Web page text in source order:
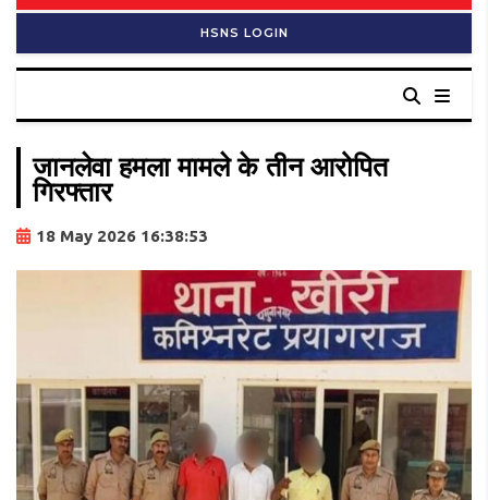
HSNS LOGIN
जानलेवा हमला मामले के तीन आरोपित
गिरफ्तार
18 May 2026 16:38:53